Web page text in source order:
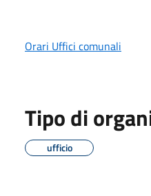
Orari Uffici comunali
Tipo di
ufficio